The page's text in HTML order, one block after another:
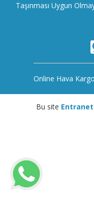
Taşınması Uygun
Online Hava
Bu site Entranet